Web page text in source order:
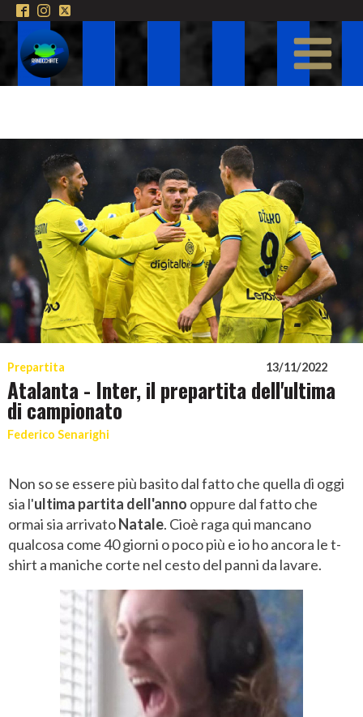
Prepartita 13/11/2022
Atalanta - Inter, il prepartita dell'ultima
di campionato
Federico Senarighi
Non so se essere più basito dal fatto che quella di oggi
sia l'ultima partita dell'anno oppure dal fatto che
ormai sia arrivatoNatale. Cioè raga qui mancano
qualcosa come 40 giorni o poco più e io ho ancora le t-
shirt a maniche corte nel cesto del panni da lavare.